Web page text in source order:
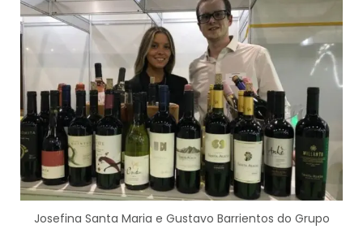
Josefina Santa Maria e Gustavo Barrientos do Grupo